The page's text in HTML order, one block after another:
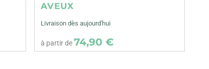
AVEUX
Livraison dès aujourd'hui
à partir de74,90 €